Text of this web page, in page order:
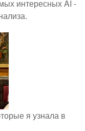
интересных AI -
я узнала в